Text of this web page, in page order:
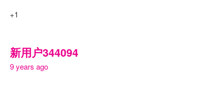
+1
新用户344094
9 years ago